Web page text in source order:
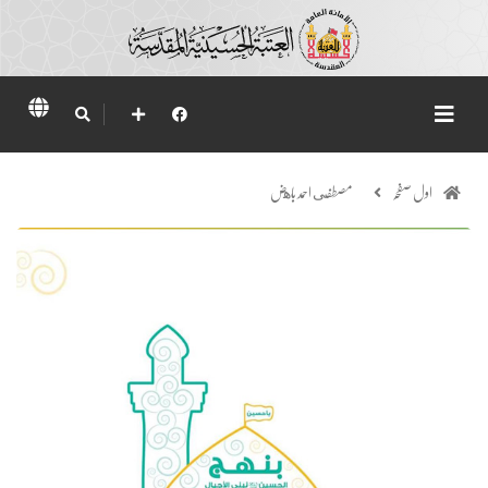
اول صفحہ مصطفى احمد باهض